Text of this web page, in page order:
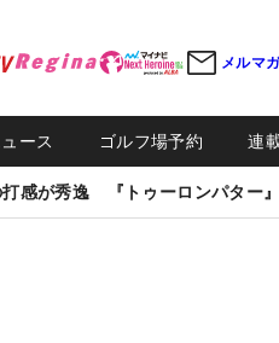
メルマ
ース ゴルフ場予約 連
感が秀逸 『トゥーロンパター』